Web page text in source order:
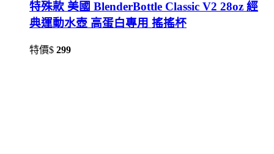
特殊款 美國 BlenderBottle Classic V2 28oz 經
典運動水壺 高蛋白專用 搖搖杯
特價$ 299